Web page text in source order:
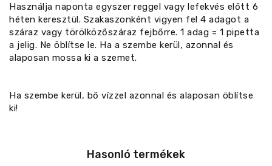
Használja naponta egyszer reggel vagy lefekvés előtt 6
héten keresztül. Szakaszonként vigyen fel 4 adagot a
száraz vagy törölközőszáraz fejbőrre. 1 adag = 1 pipetta
a jelig. Ne öblítse le. Ha a szembe kerül, azonnal és
alaposan mossa ki a szemet.
Ha szembe kerül, bő vízzel azonnal és alaposan öblítse
ki!
Hasonló termékek